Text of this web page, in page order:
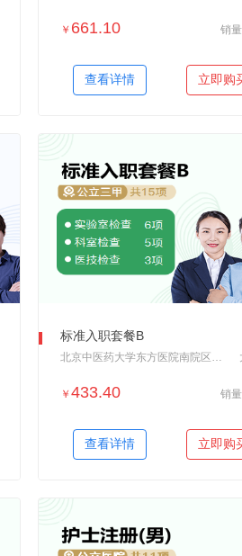
＋加入对比
￥ 661.10 销
查看详情 立即购
＋加入对比
标准入职套餐B
北京中医药大学东方医院南院区体检中心
￥ 433.40 销
查看详情 立即购